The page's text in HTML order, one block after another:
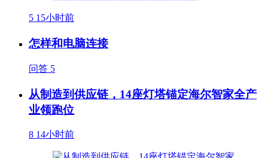
5 15小时前
怎样和电脑连接
问答 5
从制造到供应链，14座灯塔锚定海尔智家全产
业领跑位
8 14小时前